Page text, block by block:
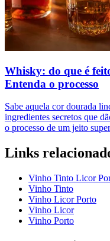
Whisky: do que é
Entenda o processo
Sabe aquela cor dourada
ingredientes secretos que
o processo de um jeito
Links
Vinho Tinto Licor
Vinho Tinto
Vinho Licor Porto
Vinho Licor
Vinho Porto